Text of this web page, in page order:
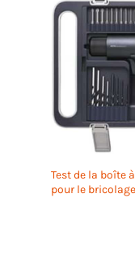
Test de la boîte
pour le bricolage